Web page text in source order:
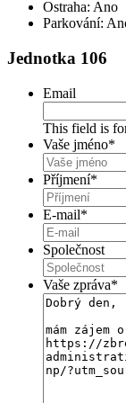
Ostraha: Ano
Parkování:
Jednotka 106
Email
This field is
Vaše jméno*
Příjmení*
E-mail*
Společnost
Vaše zpráva*